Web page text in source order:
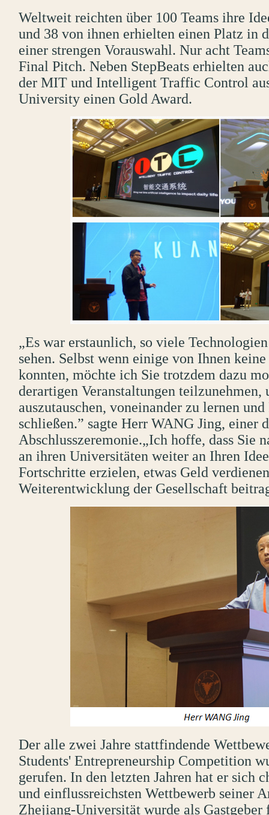
Weltweit reichten über 100 Teams ihre
und 38 von ihnen erhielten einen Platz in
einer strengen Vorauswahl. Nur acht
Final Pitch. Neben StepBeats erhielten
der MIT und Intelligent Traffic Control
University einen Gold Award.
„Es war erstaunlich, so viele
sehen. Selbst wenn einige von Ihnen
konnten, möchte ich Sie trotzdem dazu
derartigen Veranstaltungen
auszutauschen, voneinander zu lernen
schließen.” sagte Herr WANG Jing, einer
Abschlusszeremonie.„Ich hoffe, dass Sie
an ihren Universitäten weiter an Ihren
Fortschritte erzielen, etwas Geld
Weiterentwicklung der Gesellschaft
Der alle zwei Jahre stattfindende
Students' Entrepreneurship Competition
gerufen. In den letzten Jahren hat er sich
und einflussreichsten Wettbewerb seiner
Zhejiang-Universität wurde als Gastgeber